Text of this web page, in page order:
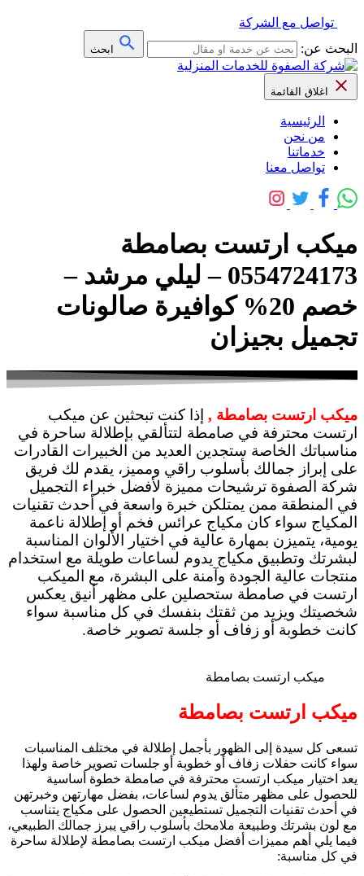
تواصل مع الشركة
البحث عن:
ابحث
اغلاق القائمة
الرئيسية
من نحن
خدماتنا
تواصل معنا
ميكب ارتست بصامطة
0554724173 – ليلي مرشد –
خصم 20% كوافيرة صالونات
تجميل بجيزان
ميكب ارتست بصامطة , إذا كنت تبحثين عن ميكب
ارتست محترفة في صامطة لتتألقي بإطلالة ساحرة في
مناسباتك الخاصة ستجدين العديد من الخبيرات القادرات
على إبراز جمالك بأسلوب راقي ومميز، يقدم لك فريق
شركة الصفوة ترشيحات مميزة لأفضل خبراء التجميل
في المنطقة ممن يمتلكن خبرة واسعة في أحدث تقنيات
المكياج سواء كان مكياج عرائس فخم أو إطلالة ناعمة
يومية، يتميزن بمهارة عالية في اختيار الألوان المناسبة
لبشرتك وتطبيق مكياج يدوم لساعات طويلة مع استخدام
منتجات عالية الجودة وآمنة على البشرة، مع الميكب
ارتست في صامطة ستحصلين على مظهر أنيق يعكس
شخصيتك ويزيد من ثقتك بنفسك في كل مناسبة سواء
كانت خطوبة أو زفاف أو جلسة تصوير خاصة.
ميكب ارتست بصامطة
ميكب ارتست بصامطة
تسعى كل سيدة إلى الظهور بأجمل إطلالة في مختلف المناسبات
سواء كانت حفلات زفاف أو خطوبة أو جلسات تصوير خاصة ولهذا
يعد اختيار ميكب ارتست محترفة في صامطة خطوة أساسية
للحصول على مظهر متألق يدوم لساعات، بفضل مهارتهن وخبرتهن
في أحدث تقنيات التجميل تستطيعين الحصول على مكياج يتناسب
مع لون بشرتك وطبيعة ملامحك بأسلوب راقي يبرز جمالك الطبيعي،
فيما يلي أهم مميزات أفضل ميكب ارتست بصامطة لإطلالة ساحرة
في كل مناسبة: